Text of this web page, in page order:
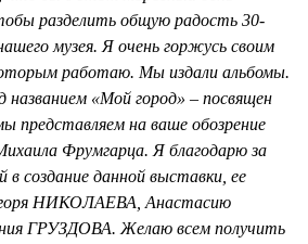
разделить общую радость 30-
музея. Я очень горжусь своим
работаю. Мы издали альбомы.
названием «Мой город» – посвящен
представляем на ваше обозрение
Фрумгарца. Я благодарю за
создание данной выставки, ее
НИКОЛАЕВА, Анастасию
ГРУЗДОВА. Желаю всем получить